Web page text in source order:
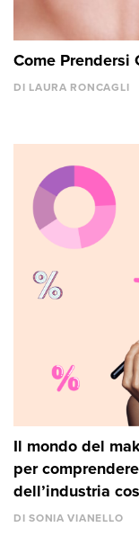
Come Prendersi
DI LAURA RONCAGLI
Il mondo del
per
dell’industria
DI SONIA VIANELLO